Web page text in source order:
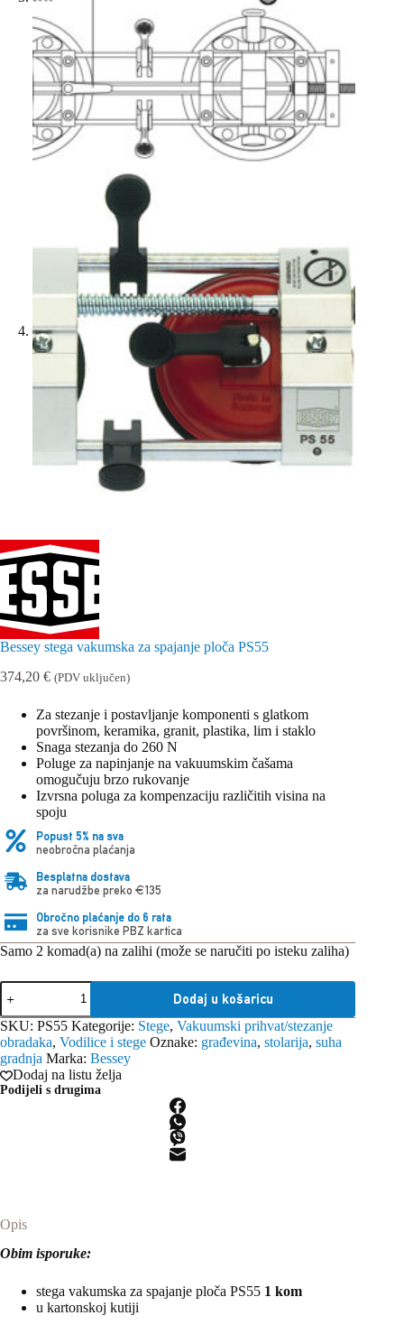
Bessey stega vakumska za spajanje ploča PS55
374,20 € (PDV uključen)
Za stezanje i postavljanje komponenti s glatkom
površinom, keramika, granit, plastika, lim i staklo
Snaga stezanja do 260 N
Poluge za napinjanje na vakuumskim čašama
omogučuju brzo rukovanje
Izvrsna poluga za kompenzaciju različitih visina na
spoju
Popust 5% na sva
neobročna plaćanja
Besplatna dostava
za narudžbe preko €135
Obročno plaćanje do 6 rata
za sve korisnike PBZ kartica
Samo 2 komad(a) na zalihi (može se naručiti po isteku zaliha)
Bessey
stega
vakumska
za
spajanje
ploča
PS55
količina
Dodaj u košaricu
SKU: PS55 Kategorije: Stege, Vakuumski prihvat/stezanje
obradaka, Vodilice i stege Oznake: građevina, stolarija, suha
gradnja Marka: Bessey
Dodaj na listu želja
Podijeli s drugima
Opis
Obim isporuke:
stega vakumska za spajanje ploča PS55 1 kom
u kartonskoj kutiji